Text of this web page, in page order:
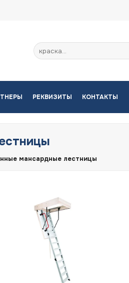
Искать:
РЕКВИЗИТЫ КОНТАКТЫ
мансардные лестницы